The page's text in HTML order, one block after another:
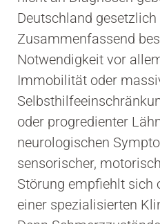
Deutschland
Zusammenfassend
Notwendigkeit vor
Immobilität oder
oder progredienter
neurologischen
sensorischer,
Störung empfiehlt sich
einer spezialisierten